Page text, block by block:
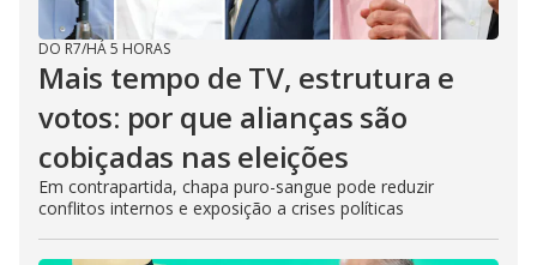
DO R7/HÁ 5 HORAS
Mais tempo de TV, estrutura e
votos: por que alianças são
cobiçadas nas eleições
Em contrapartida, chapa puro-sangue pode reduzir
conflitos internos e exposição a crises políticas